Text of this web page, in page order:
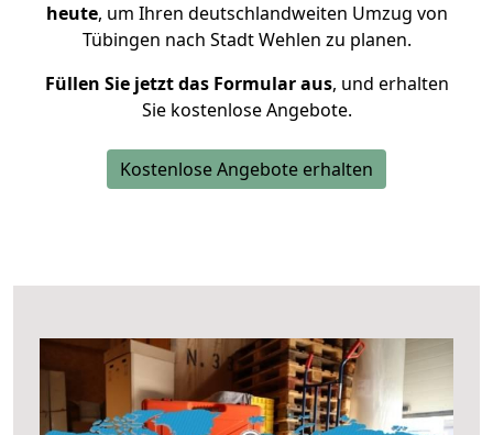
heute, um Ihren deutschlandweiten Umzug von
Tübingen nach Stadt Wehlen zu planen.
Füllen Sie jetzt das Formular aus, und erhalten
Sie kostenlose Angebote.
Kostenlose Angebote erhalten